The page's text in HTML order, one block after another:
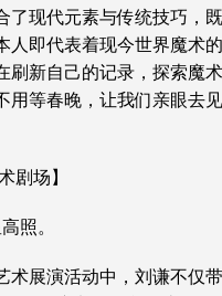
了现代元素与传统技巧，
人即代表着现今世界魔术
刷新自己的记录，探索魔
等春晚，让我们亲眼去
剧场】
照。
术展演活动中，刘谦不仅